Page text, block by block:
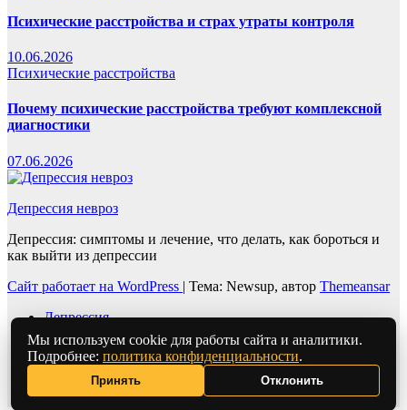
Психические расстройства и страх утраты контроля
10.06.2026
Психические расстройства
Почему психические расстройства требуют комплексной
диагностики
07.06.2026
Депрессия невроз
Депрессия: симптомы и лечение, что делать, как бороться и
как выйти из депрессии
Сайт работает на WordPress | Тема: Newsup, автор Themeansar
Депрессия
Апатия
Хроническая усталость
Панические атаки
Карта сайта
Мы используем cookie для работы сайта и аналитики.
Подробнее: политика конфиденциальности.
Принять Отклонить